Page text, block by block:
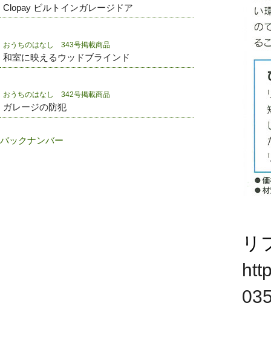
Clopay ビルトインガレージドア
おうちのはなし 343号掲載商品
和室に映えるウッドブラインド
おうちのはなし 342号掲載商品
ガレージの防犯
バックナンバー
リ